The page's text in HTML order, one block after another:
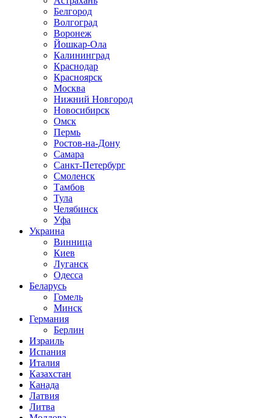
Белгород
Волгоград
Воронеж
Йошкар-Ола
Калининград
Краснодар
Красноярск
Москва
Нижний Новгород
Новосибирск
Омск
Пермь
Ростов-на-Дону
Самара
Санкт-Петербург
Смоленск
Тамбов
Тула
Челябинск
Уфа
Украина
Винница
Киев
Луганск
Одесса
Беларусь
Гомель
Минск
Германия
Берлин
Израиль
Испания
Италия
Казахстан
Канада
Латвия
Литва